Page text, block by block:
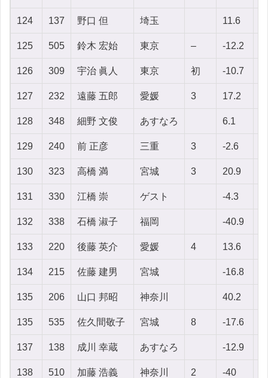
124 137 野口 但 埼玉 11.6
125 505 鈴木 宏始 東京 – -12.2
126 309 宇治 眞人 東京 初 -10.7
127 232 遠藤 五郎 愛媛 3 17.2
128 348 細野 文俊 あすなろ 6.1
129 240 前 正彦 三重 3 -2.6
130 323 高橋 満 宮城 3 20.9
131 330 江橋 崇 ゲスト -4.3
132 338 石橋 淑子 福岡 -40.9
133 220 後藤 英介 愛媛 4 13.6
134 215 佐藤 建男 宮城 -16.8
135 206 山口 邦昭 神奈川 40.2
135 535 佐久間敬子 宮城 8 -17.6
137 138 成川 幸蔵 あすなろ -12.9
138 510 加藤 浩義 神奈川 2 -40